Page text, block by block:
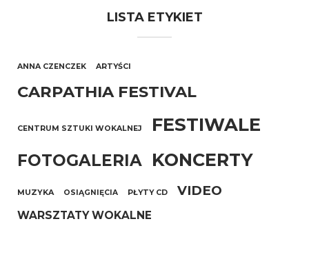
LISTA ETYKIET
ANNA CZENCZEK ARTYŚCI
CARPATHIA FESTIVAL
CENTRUM SZTUKI WOKALNEJ FESTIWALE
FOTOGALERIA KONCERTY
MUZYKA OSIĄGNIĘCIA PŁYTY CD VIDEO
WARSZTATY WOKALNE